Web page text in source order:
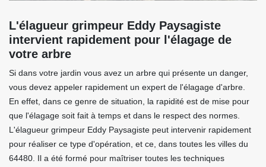
L'élagueur grimpeur Eddy Paysagiste
intervient rapidement pour l'élagage de
votre arbre
Si dans votre jardin vous avez un arbre qui présente un danger,
vous devez appeler rapidement un expert de l'élagage d'arbre.
En effet, dans ce genre de situation, la rapidité est de mise pour
que l'élagage soit fait à temps et dans le respect des normes.
L'élagueur grimpeur Eddy Paysagiste peut intervenir rapidement
pour réaliser ce type d'opération, et ce, dans toutes les villes du
64480. Il a été formé pour maîtriser toutes les techniques